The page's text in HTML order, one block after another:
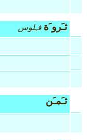
ثـَرو َة فـِلوس
ثـَمـَن